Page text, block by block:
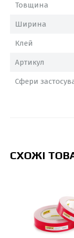
Товщина
Ширина
Клей
Артикул
Сфери
СХОЖІ